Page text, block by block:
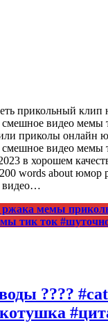
прикольный
видео мемы
приколы онлайн
видео мемы
в хорошем
words about
видео…
мемы
тик ток
????